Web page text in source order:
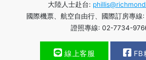
大陸人士赴台:
國際機票、航空自由行、國際訂房專
證照專線: 02-7734-
線上客服 FB